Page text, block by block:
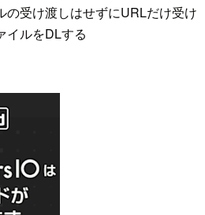
の受け渡しはせずにURLだけ受け
イルをDLする